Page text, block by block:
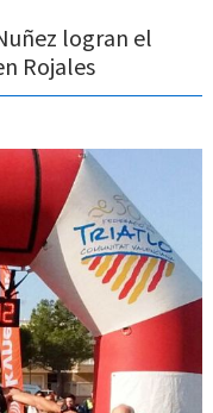
logran el
Rojales